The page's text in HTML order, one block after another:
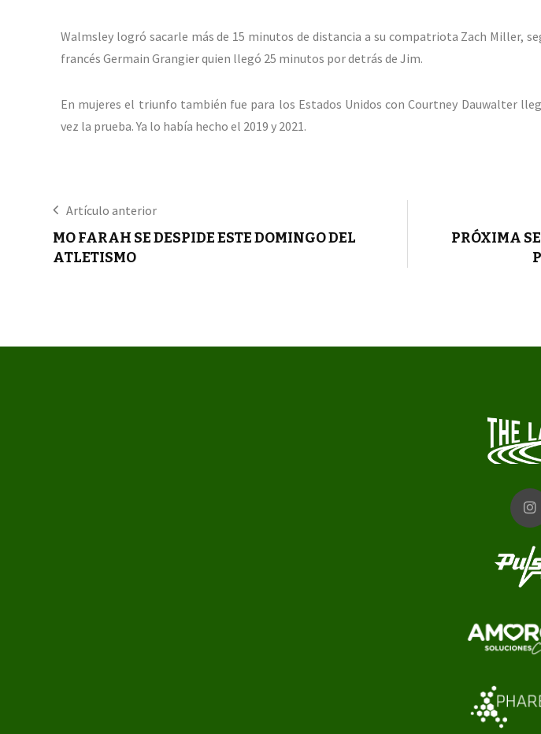
Walmsley logró sacarle más de 15 minutos de distancia a su compatriota Zach Miller,
francés Germain Grangier quien llegó 25 minutos por detrás de Jim.
En mujeres el triunfo también fue para los Estados Unidos con Courtney Dauwalter
vez la prueba. Ya lo había hecho el 2019 y 2021.
Artículo anterior
MO FARAH SE DESPIDE ESTE DOMINGO DEL
ATLETISMO
PRÓXIMA